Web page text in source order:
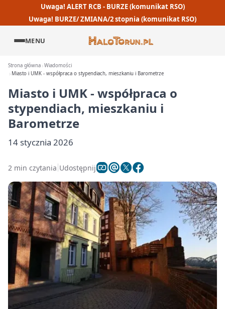
Uwaga! ALERT RCB - BURZE (komunikat RSO)
Uwaga! BURZE/ ZMIANA/2 stopnia (komunikat RSO)
MENU
Strona główna Wiadomości
Miasto i UMK - współpraca o stypendiach, mieszkaniu i Barometrze
Miasto i UMK - współpraca o
stypendiach, mieszkaniu i
Barometrze
14 stycznia 2026
2 min czytania Udostępnij